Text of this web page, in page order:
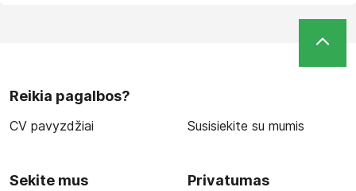
Reikia pagalbos?
CV pavyzdžiai Susisiekite su mumis
Sekite mus Privatumas